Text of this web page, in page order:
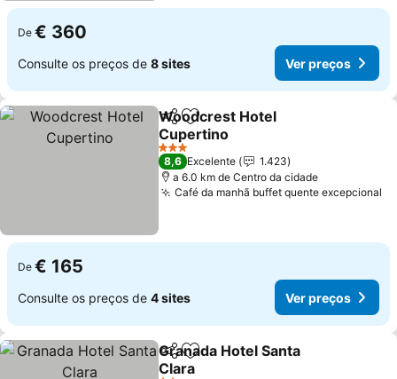
De € 360
Consulte os preços de 8 sites Ver preços
PartilharAdicionar aos favoritos
Woodcrest Hotel
Cupertino
Ver preços
3 Estrelas
8,6 Excelente
1.423
a 6.0 km de Centro da cidade
Café da manhã buffet quente excepcional
De € 165
Consulte os preços de 4 sites Ver preços
PartilharAdicionar aos favoritos
Granada Hotel Santa
Clara